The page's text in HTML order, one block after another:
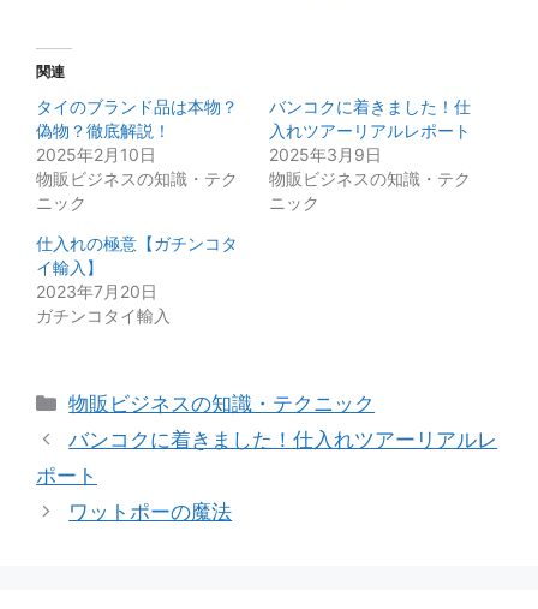
関連
タイのブランド品は本物？
偽物？徹底解説！
2025年2月10日
物販ビジネスの知識・テク
ニック
バンコクに着きました！仕
入れツアーリアルレポート
2025年3月9日
物販ビジネスの知識・テク
ニック
仕入れの極意【ガチンコタ
イ輸入】
2023年7月20日
ガチンコタイ輸入
カ
テ
リ
ー
物販ビジネスの知識・テクニック
バンコクに着きました！仕入れツアーリアルレ
ポート
ワットポーの魔法